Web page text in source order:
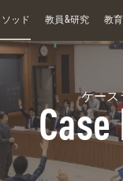
ッド 教員&研究 教
ケース